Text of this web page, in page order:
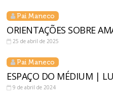
Pai Maneco
ORIENTAÇÕES SOBRE
25 de abril de 2025
Pai Maneco
ESPAÇO DO MÉDIUM |
9 de abril de 2024